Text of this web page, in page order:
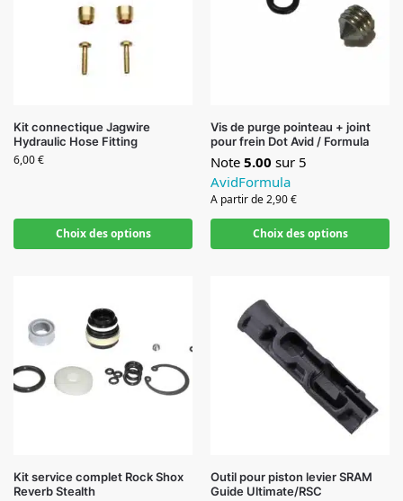
Kit connectique Jagwire
Hydraulic Hose Fitting
6,00€
Choix des options
Vis de purge pointeau + joint
pour frein Dot Avid / Formula
Note 5.00 sur 5
AvidFormula
A partir de2,90€
Choix des options
Kit service complet Rock Shox
Reverb Stealth
Outil pour piston levier SRAM
Guide Ultimate/RSC